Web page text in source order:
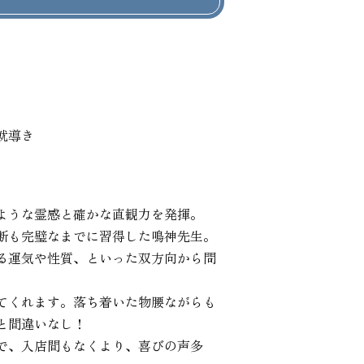
導き
な霊感と確かな直観力を発揮。
完璧なまでに習得した鳴神先生。
気や性質、といった双方向から問
れます。落ち着いた物腰ながらも
違いなし！
、入店間もなくより、喜びの声多